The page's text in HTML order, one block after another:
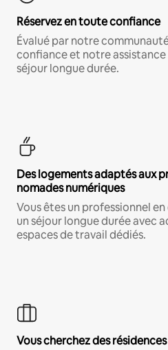
Réservez en toute confiance
Évalué par notre
confiance et notre
séjour longue durée.
Des logements adaptés aux
nomades numériques
Vous êtes un professionnel
un séjour longue durée avec
espaces de travail dédiés.
Vous cherchez des